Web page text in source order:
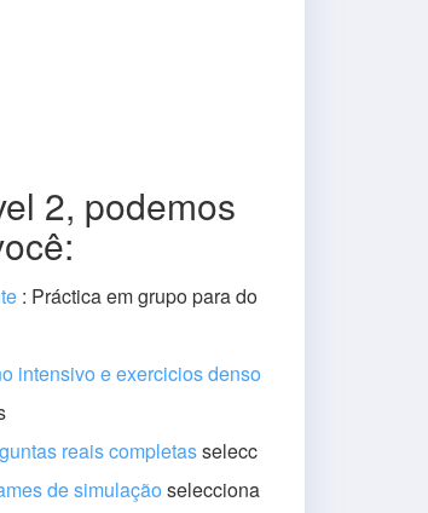
2, podemos
: Práctica em grupo para do
intensivo e exercicios denso
reais completasselecc
de simulação selecciona